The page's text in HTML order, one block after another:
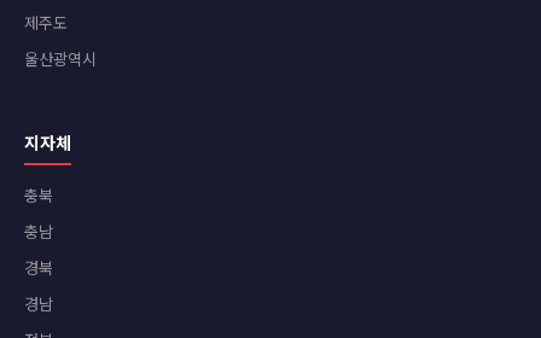
제주도
울산광역시
지자체
충북
충남
경북
경남